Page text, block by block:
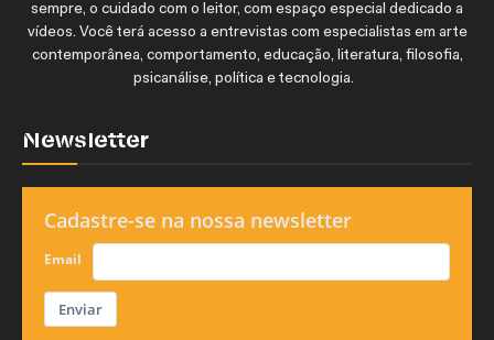
sempre, o cuidado com o leitor, com espaço especial dedicado a
vídeos. Você terá acesso a entrevistas com especialistas em arte
contemporânea, comportamento, educação, literatura, filosofia,
psicanálise, política e tecnologia.
Newsletter
Cadastre-se na nossa newsletter
Email
Enviar